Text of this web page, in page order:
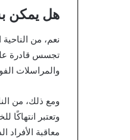
هل يمكن
نعم، من
تجسس قادرة على
والمراسلات
ومع ذلك، من
وتعتبر انتهاكًا
معاقبة